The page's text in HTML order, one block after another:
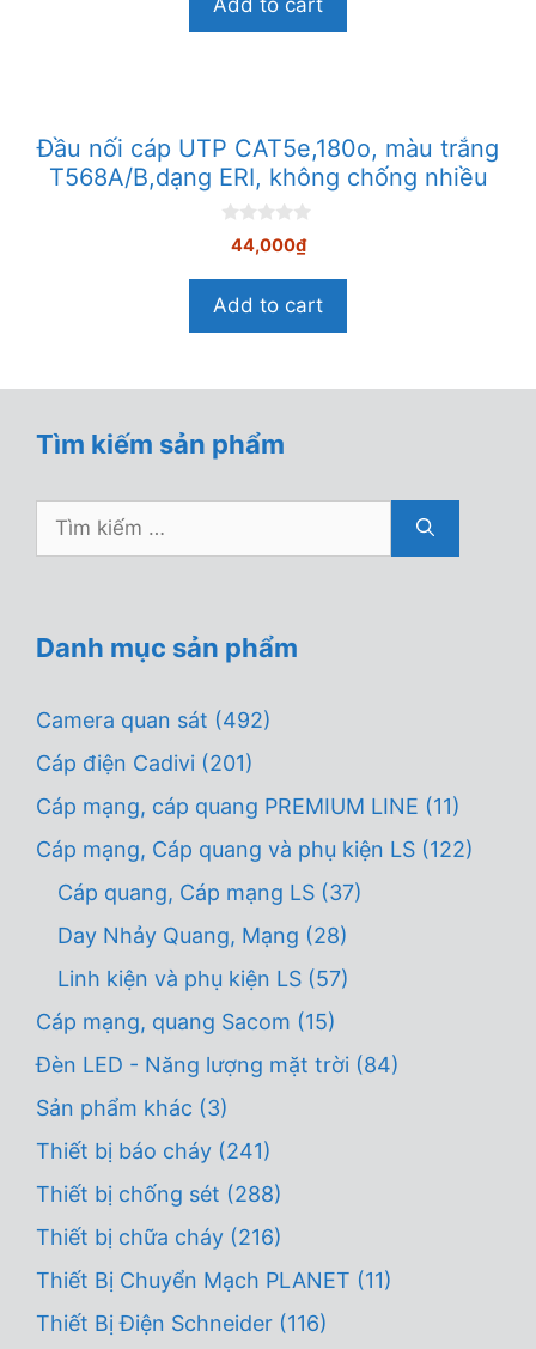
à
Add to cart
Đầu nối cáp UTP CAT5e,180o, màu trắng
T568A/B,dạng ERI, không chống nhiều
à
5
44,000₫
Add to cart
Tìm kiếm sản phẩm
Tìm
Danh mục sản phẩm
Camera quan sát (492)
Cáp điện Cadivi (201)
Cáp mạng, cáp quang PREMIUM LINE (11)
Cáp mạng, Cáp quang và phụ kiện LS (122)
Cáp quang, Cáp mạng LS (37)
Day Nhảy Quang, Mạng (28)
Linh kiện và phụ kiện LS (57)
Cáp mạng, quang Sacom (15)
Đèn LED - Năng lượng mặt trời (84)
Sản phẩm khác (3)
Thiết bị báo cháy (241)
Thiết bị chống sét (288)
Thiết bị chữa cháy (216)
Thiết Bị Chuyển Mạch PLANET (11)
Thiết Bị Điện Schneider (116)